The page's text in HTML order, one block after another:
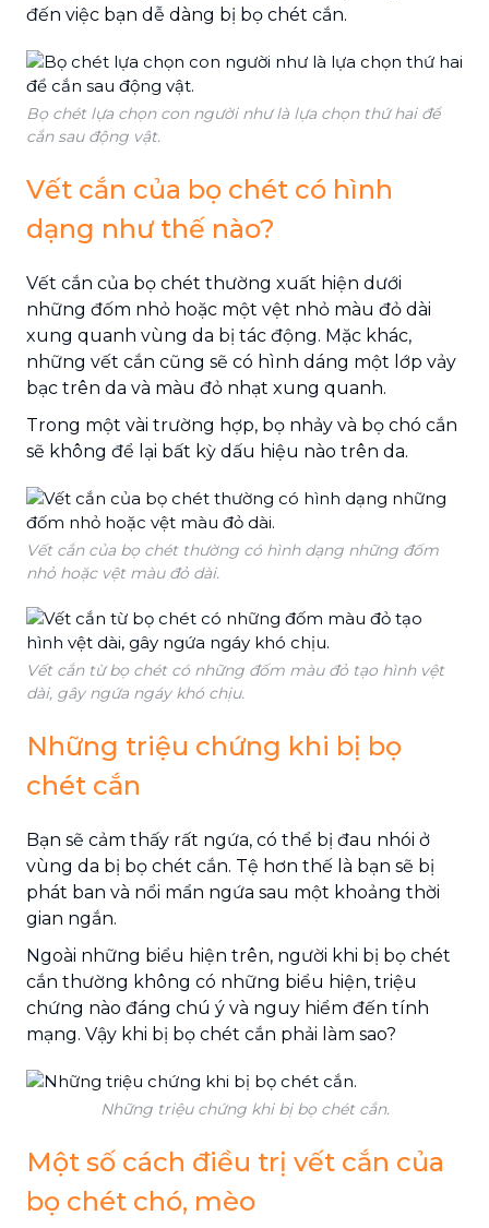
đến việc bạn dễ dàng bị bọ chét cắn.
Bọ chét lựa chọn con người như là lựa chọn thứ hai để
cắn sau động vật.
Vết cắn của bọ chét có hình
dạng như thế nào?
Vết cắn của bọ chét thường xuất hiện dưới
những đốm nhỏ hoặc một vệt nhỏ màu đỏ dài
xung quanh vùng da bị tác động. Mặc khác,
những vết cắn cũng sẽ có hình dáng một lớp vảy
bạc trên da và màu đỏ nhạt xung quanh.
Trong một vài trường hợp, bọ nhảy và bọ chó cắn
sẽ không để lại bất kỳ dấu hiệu nào trên da.
Vết cắn của bọ chét thường có hình dạng những đốm
nhỏ hoặc vệt màu đỏ dài.
Vết cắn từ bọ chét có những đốm màu đỏ tạo hình vệt
dài, gây ngứa ngáy khó chịu.
Những triệu chứng khi bị bọ
chét cắn
Bạn sẽ cảm thấy rất ngứa, có thể bị đau nhói ở
vùng da bị bọ chét cắn. Tệ hơn thế là bạn sẽ bị
phát ban và nổi mẩn ngứa sau một khoảng thời
gian ngắn.
Ngoài những biểu hiện trên, người khi bị bọ chét
cắn thường không có những biểu hiện, triệu
chứng nào đáng chú ý và nguy hiểm đến tính
mạng. Vậy khi bị bọ chét cắn phải làm sao?
Những triệu chứng khi bị bọ chét cắn.
Một số cách điều trị vết cắn của
bọ chét chó, mèo